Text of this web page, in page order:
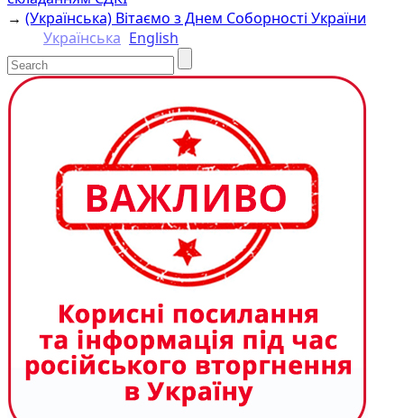
→ (Українська) Вітаємо з Днем Соборності України
Українська English